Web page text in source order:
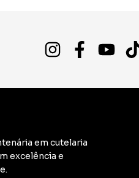
em cutelaria
excelência e